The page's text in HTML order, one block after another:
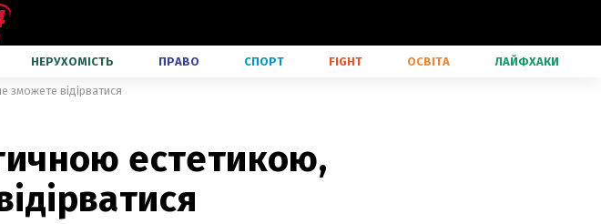
НЕРУХОМІСТЬ ПРАВО СПОРТ FIGHT ОСВІТА ЛАЙФХАКИ
зможете відірватися
естетикою,